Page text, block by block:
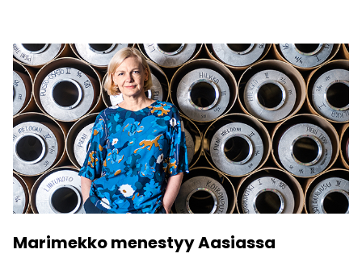
Marimekko menestyy Aasiassa